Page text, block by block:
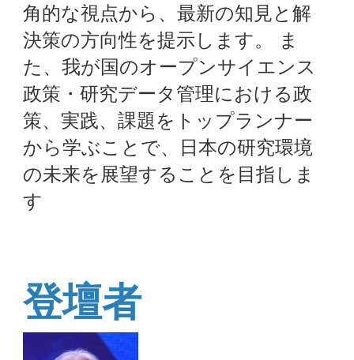
角的な視点から、最新の知見と解
決策の方向性を提示します。 ま
た、我が国のオープンサイエンス
政策・研究データ管理における政
策、実践、課題をトップランナー
から学ぶことで、日本の研究環境
の未来を展望することを目指しま
す
登壇者